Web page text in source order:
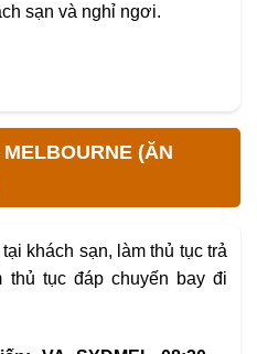
sạn và nghỉ ngơi.
(ĂN
khách sạn, làm thủ tục trả
thủ tục đáp chuyến bay đi